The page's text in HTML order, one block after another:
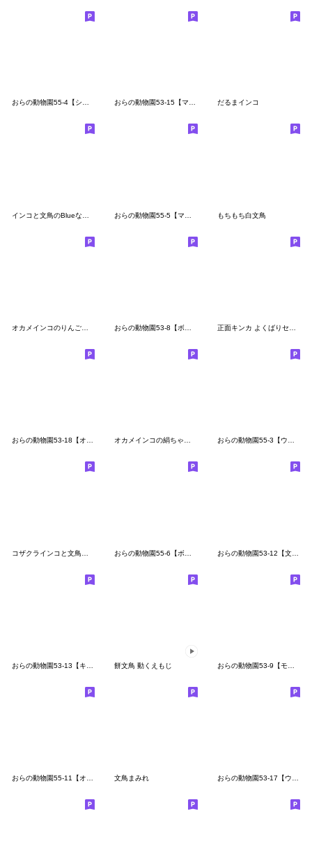
おらの動物園55-4【シロハラインコ3】 おらの動物園53-15【マメルリハ3】 だるまインコ
もちもち白文鳥
おらの動物園53-18【オキナインコ1】 オカメインコの絹ちゃん 基本の絵文字 おらの動物園55-3【ウロコインコ2】
おらの動物園53-12【文鳥10】
餅文鳥 動くえもじ おらの動物園53-9【モモイロインコ1】
おらの動物園55-11【オキナインコ2】 文鳥まみれ おらの動物園53-17【ウロコインコ1】